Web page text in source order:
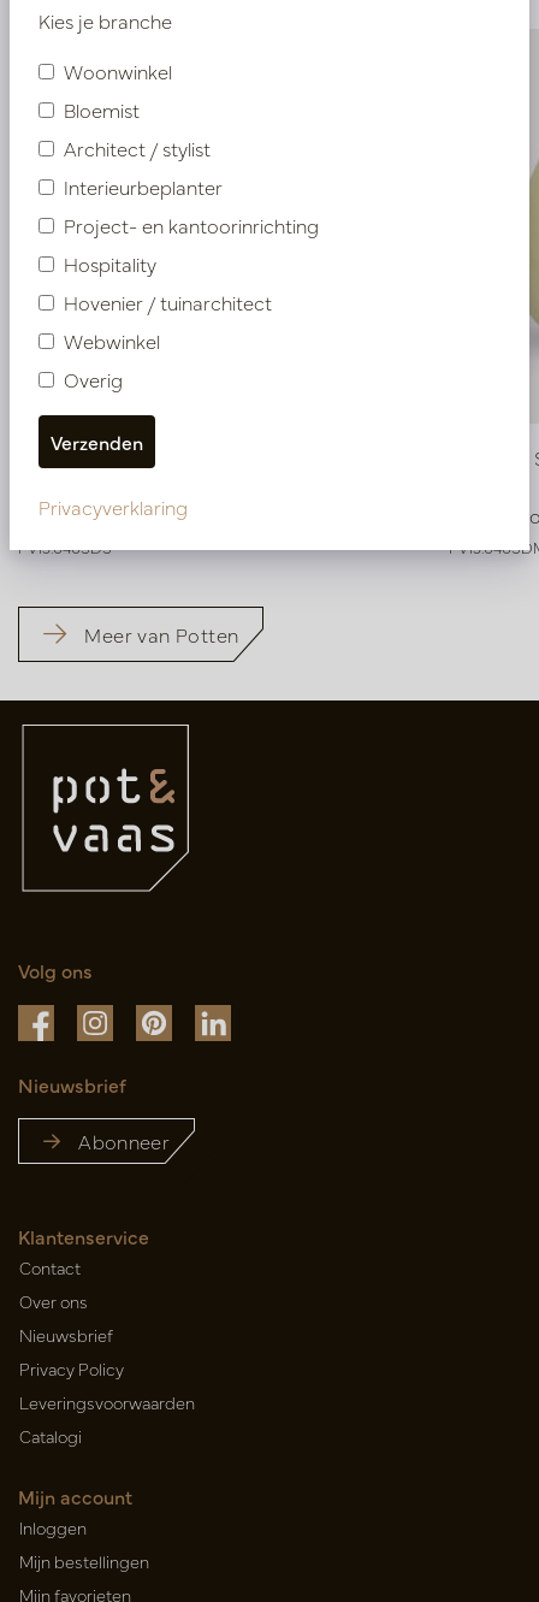
Pot Koos Sand D38 H30
Op voorraad
PV15.040SDS
Pot
Op
Meer van Potten
Volg ons
Nieuwsbrief
Abonneer
Klantenservice
Contact
Over ons
Nieuwsbrief
Privacy Policy
Leveringsvoorwaarden
Catalogi
Mijn account
Inloggen
Mijn bestellingen
Mijn favorieten
Kies je branche
Woonwinkel
Bloemist
Architect / stylist
Interieurbeplanter
Project- en kantoorinrichting
Hospitality
Hovenier / tuinarchitect
Webwinkel
Overig
Privacyverklaring